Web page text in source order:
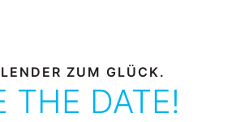
ZUM GLÜCK.
THE DATE!